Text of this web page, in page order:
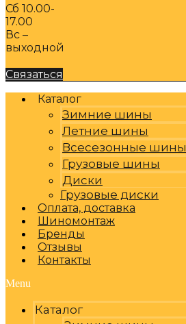
Сб 10.00-
17.00
Вс –
выходной
Связаться
Каталог
Зимние шины
Летние шины
Всесезонные шины
Грузовые шины
Диски
Грузовые диски
Оплата, доставка
Шиномонтаж
Бренды
Отзывы
Контакты
Menu
Каталог